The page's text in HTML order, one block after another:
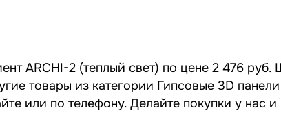
ARCHI-2 (теплый свет) по цене 2 476
товары из категории Гипсовые 3D
или по телефону. Делайте покупки у нас